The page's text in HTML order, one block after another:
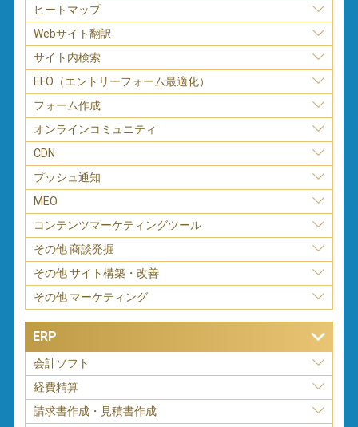
ヒートマップ
Webサイト翻訳
サイト内検索
EFO（エントリーフォーム最適化）
フォーム作成
オンラインコミュニティ
CDN
プッシュ通知
MEO
コンテンツマーケティングツール
その他 商談発掘
その他 サイト構築・改善
その他 マーケティング
ERP
会計ソフト
経費精算
請求書作成・見積書作成